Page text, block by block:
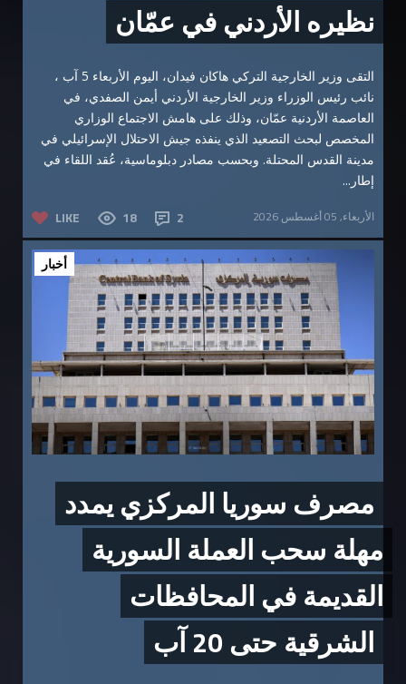
نظيره الأردني في عمّان
التقى وزير الخارجية التركي هاكان فيدان، اليوم الأربعاء 5 آب ،
نائب رئيس الوزراء وزير الخارجية الأردني أيمن الصفدي، في
العاصمة الأردنية عمّان، وذلك على هامش الاجتماع الوزاري
المخصص لبحث التصعيد الذي ينفذه جيش الاحتلال الإسرائيلي في
مدينة القدس المحتلة. وبحسب مصادر دبلوماسية، عُقد اللقاء في
إطار...
LIKE 18 2 الأربعاء, 05 أغسطس 2026
أخبار
مصرف سوريا المركزي يمدد
مهلة سحب العملة السورية
القديمة في المحافظات
الشرقية حتى 20 آب